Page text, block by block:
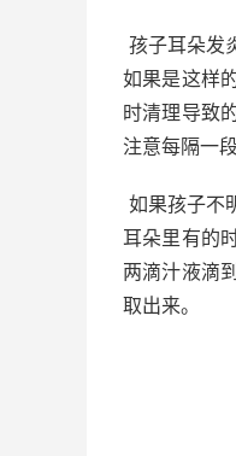
孩子耳朵发
如果是这样
时清理导致
注意每隔一
如果孩子不
耳朵里有的
两滴汁液滴
取出来。